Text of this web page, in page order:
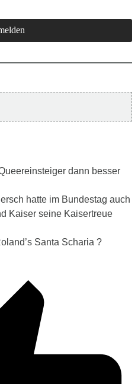
dann besser
hatte im Bundestag auch
Kaiser seine Kaisertreue
Santa Scharia ?